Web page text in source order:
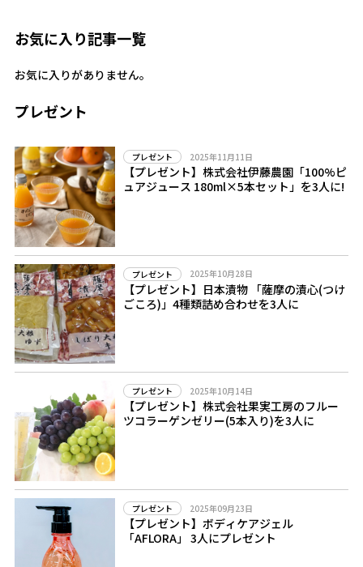
お気に入り記事一覧
お気に入りがありません。
プレゼント
プレゼント 2025年11月11日
【プレゼント】株式会社伊藤農園「100%ピ
ュアジュース 180ml×5本セット」を3人に!
プレゼント 2025年10月28日
【プレゼント】日本漬物 「薩摩の漬心(つけ
ごころ)」4種類詰め合わせを3人に
プレゼント 2025年10月14日
【プレゼント】株式会社果実工房のフルー
ツコラーゲンゼリー(5本入り)を3人に
プレゼント 2025年09月23日
【プレゼント】ボディケアジェル
「AFLORA」 3人にプレゼント